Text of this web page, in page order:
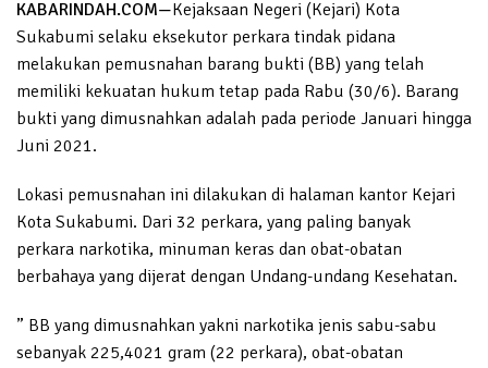
KABARINDAH.COM—Kejaksaan Negeri (Kejari) Kota
Sukabumi selaku eksekutor perkara tindak pidana
melakukan pemusnahan barang bukti (BB) yang telah
memiliki kekuatan hukum tetap pada Rabu (30/6). Barang
bukti yang dimusnahkan adalah pada periode Januari hingga
Juni 2021.
Lokasi pemusnahan ini dilakukan di halaman kantor Kejari
Kota Sukabumi. Dari 32 perkara, yang paling banyak
perkara narkotika, minuman keras dan obat-obatan
berbahaya yang dijerat dengan Undang-undang Kesehatan.
” BB yang dimusnahkan yakni narkotika jenis sabu-sabu
sebanyak 225,4021 gram (22 perkara), obat-obatan